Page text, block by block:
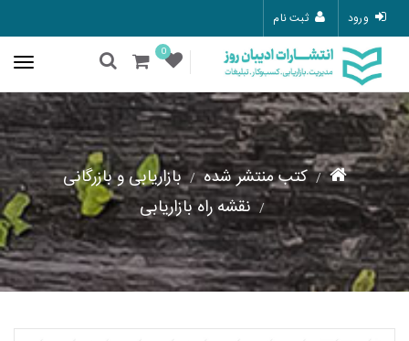
ورود ثبت نام
0
کتب منتشر شده
بازاریابی و بازرگانی
نقشه راه بازاریابی